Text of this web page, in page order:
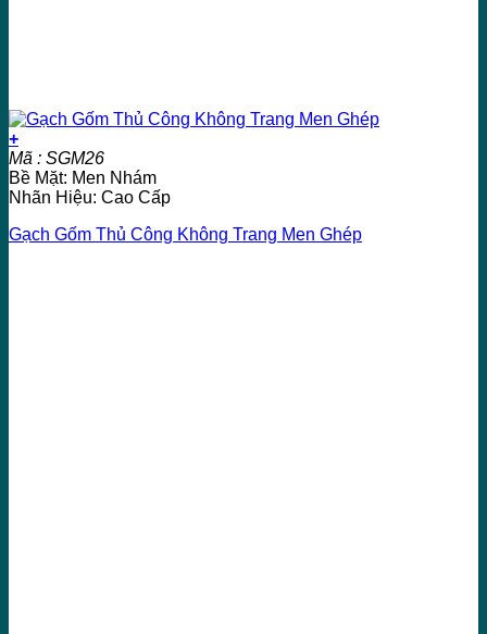
+
Mã : SGM26
Bề Mặt: Men Nhám
Nhãn Hiệu: Cao Cấp
Gạch Gốm Thủ Công Không Trang Men Ghép